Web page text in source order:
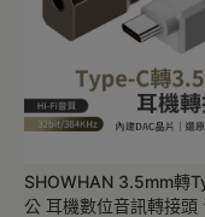
SHOWHAN 3.5mm轉
公 耳機數位音訊轉接頭